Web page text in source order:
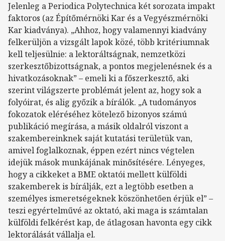
Jelenleg a Periodica Polytechnica két sorozata impakt
faktoros (az Építőmérnöki Kar és a Vegyészmérnöki
Kar kiadványa). „Ahhoz, hogy valamennyi kiadvány
felkerüljön a vizsgált lapok közé, több kritériumnak
kell teljesülnie: a lektoráltságnak, nemzetközi
szerkesztőbizottságnak, a pontos megjelenésnek és a
hivatkozásoknak” – emeli ki a főszerkesztő, aki
szerint világszerte problémát jelent az, hogy sok a
folyóirat, és alig győzik a bírálók. „A tudományos
fokozatok eléréséhez kötelező bizonyos számú
publikáció megírása, a másik oldalról viszont a
szakembereinknek saját kutatási területük van,
amivel foglalkoznak, éppen ezért nincs végtelen
idejük mások munkájának minősítésére. Lényeges,
hogy a cikkeket a BME oktatói mellett külföldi
szakemberek is bírálják, ezt a legtöbb esetben a
személyes ismeretségeknek köszönhetően érjük el” –
teszi egyértelművé az oktató, aki maga is számtalan
külföldi felkérést kap, de átlagosan havonta egy cikk
lektorálását vállalja el.